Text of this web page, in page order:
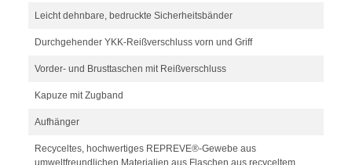
Leicht dehnbare, bedruckte Sicherheitsbänder
Durchgehender YKK-Reißverschluss vorn und Griff
Vorder- und Brusttaschen mit Reißverschluss
Kapuze mit Zugband
Aufhänger
Recyceltes, hochwertiges REPREVE®-Gewebe aus
umweltfreundlichen Materialien aus Flaschen aus recyceltem